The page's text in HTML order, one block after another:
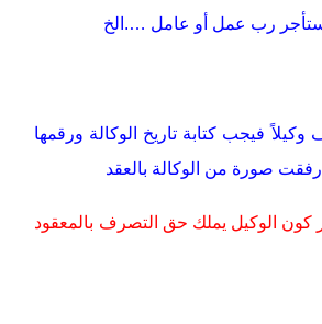
رب عمل أو عامل ….الخ
فيجب كتابة تاريخ الوكالة ورقمها
صورة من الوكالة بالعقد
كون الوكيل يملك حق التصرف بالمعقود